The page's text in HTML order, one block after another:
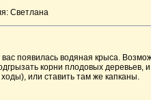
Светлана
вас появилась водяная крыса.
корни плодовых
или ставить там же капканы.